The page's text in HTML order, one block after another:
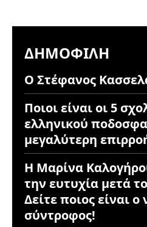
ΔΗΜΟΦΙΛΉ
Ο Στέφανος
Ποιοι είναι οι 5
ελληνικού
μεγαλύτερη
Η Μαρίνα
την ευτυχία μετά
Δείτε ποιος είναι ο
σύντροφος!